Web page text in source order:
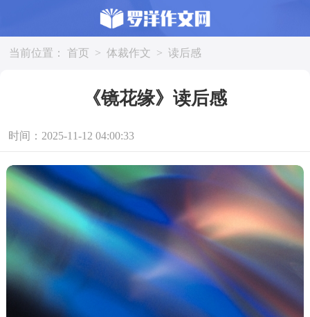
当前位置： 首页 > 体裁作文 > 读后感
《镜花缘》读后感
时间：2025-11-12 04:00:33